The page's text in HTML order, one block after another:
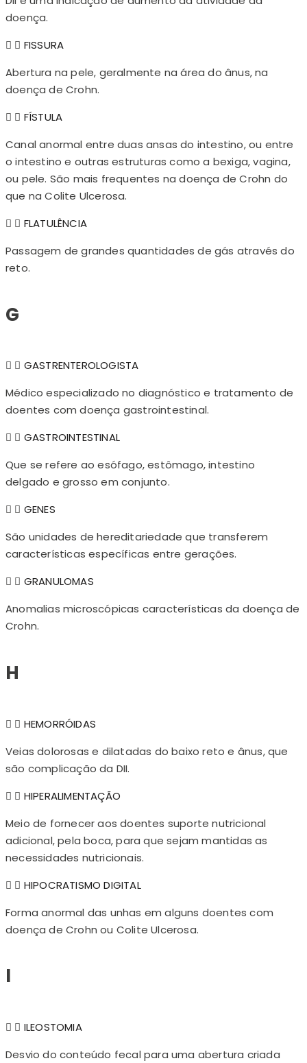
doença.
FISSURA
Abertura na pele, geralmente na área do ânus, na
doença de Crohn.
FÍSTULA
Canal anormal entre duas ansas do intestino, ou entre
o intestino e outras estruturas como a bexiga, vagina,
ou pele. São mais frequentes na doença de Crohn do
que na Colite Ulcerosa.
FLATULÊNCIA
Passagem de grandes quantidades de gás através do
reto.
G
GASTRENTEROLOGISTA
Médico especializado no diagnóstico e tratamento de
doentes com doença gastrointestinal.
GASTROINTESTINAL
Que se refere ao esófago, estômago, intestino
delgado e grosso em conjunto.
GENES
São unidades de hereditariedade que transferem
características específicas entre gerações.
GRANULOMAS
Anomalias microscópicas características da doença de
Crohn.
H
HEMORRÓIDAS
Veias dolorosas e dilatadas do baixo reto e ânus, que
são complicação da DII.
HIPERALIMENTAÇÃO
Meio de fornecer aos doentes suporte nutricional
adicional, pela boca, para que sejam mantidas as
necessidades nutricionais.
HIPOCRATISMO DIGITAL
Forma anormal das unhas em alguns doentes com
doença de Crohn ou Colite Ulcerosa.
I
ILEOSTOMIA
Desvio do conteúdo fecal para uma abertura criada